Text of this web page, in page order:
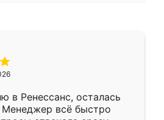
в Ренессанс, осталась
Менеджер всё быстро